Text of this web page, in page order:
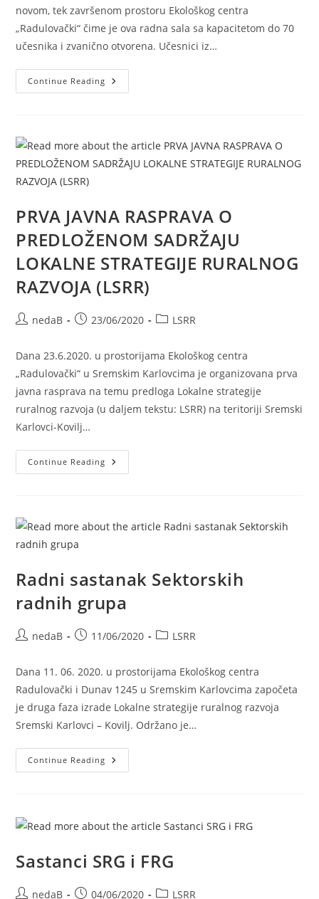
novom, tek završenom prostoru Ekološkog centra
„Radulovački“ čime je ova radna sala sa kapacitetom do 70
učesnika i zvanično otvorena. Učesnici iz…
Continue Reading
PRVA JAVNA RASPRAVA O
PREDLOŽENOM SADRŽAJU
LOKALNE STRATEGIJE RURALNOG
RAZVOJA (LSRR)
nedaB 23/06/2020 LSRR
Dana 23.6.2020. u prostorijama Ekološkog centra
„Radulovački“ u Sremskim Karlovcima je organizovana prva
javna rasprava na temu predloga Lokalne strategije
ruralnog razvoja (u daljem tekstu: LSRR) na teritoriji Sremski
Karlovci-Kovilj…
Continue Reading
Radni sastanak Sektorskih
radnih grupa
nedaB 11/06/2020 LSRR
Dana 11. 06. 2020. u prostorijama Ekološkog centra
Radulovački i Dunav 1245 u Sremskim Karlovcima započeta
je druga faza izrade Lokalne strategije ruralnog razvoja
Sremski Karlovci – Kovilj. Održano je…
Continue Reading
Sastanci SRG i FRG
nedaB 04/06/2020 LSRR